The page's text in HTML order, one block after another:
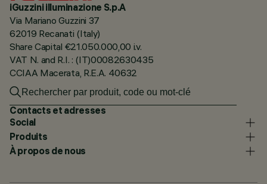
iGuzzini illuminazione S.p.A
Via Mariano Guzzini 37
62019 Recanati (Italy)
Share Capital €21.050.000,00 i.v.
VAT N. and R.I. : (IT)00082630435
CCIAA Macerata, R.E.A. 40632
Contacts et adresses
Social
Produits
À propos de nous